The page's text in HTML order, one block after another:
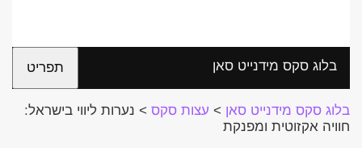
בלוג סקס מידנייט סאן תפריט
בלוג סקס מידנייט סאן > עצות סקס > נערות ליווי בישראל:
חוויה אקזוטית ומפנקת